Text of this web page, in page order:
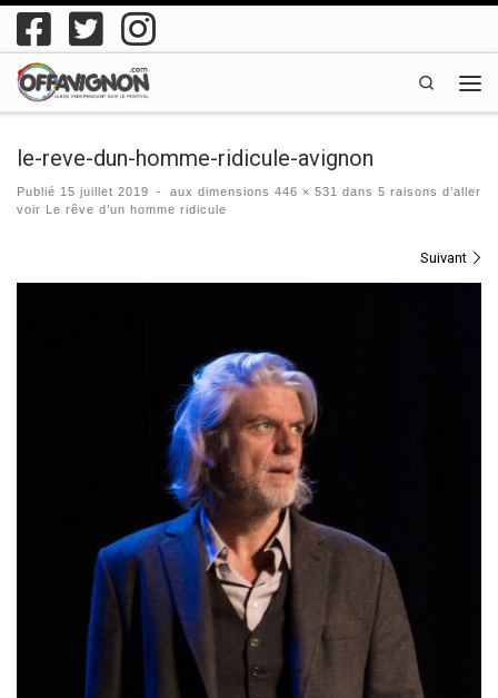
Passer au contenu
Search
le-reve-dun-homme-ridicule-avignon
Publié 15 juillet 2019 - aux dimensions 446 × 531 dans 5 raisons d’aller
voir Le rêve d’un homme ridicule
Suivant